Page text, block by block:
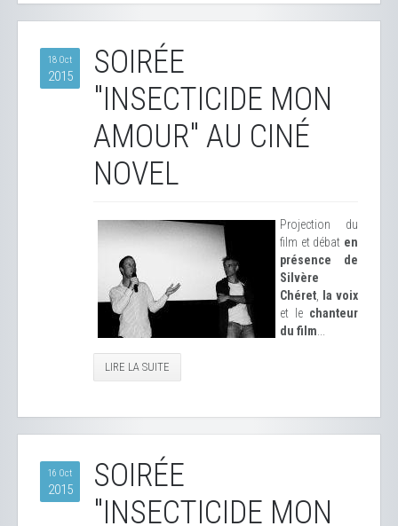
18 Oct
2015
SOIRÉE
"INSECTICIDE MON
AMOUR" AU CINÉ
NOVEL
Projection du
film et débat en
présence de
Silvère
Chéret
la voix
et le chanteur
du film
LIRE LA SUITE
16 Oct
2015
SOIRÉE
"INSECTICIDE MON